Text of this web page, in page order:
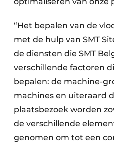
“Het bepalen van de
met de hulp van SMT
de diensten die SMT
verschillende factoren
bepalen: de machine-
machines en uiteraard
plaatsbezoek worden
de verschillende
genomen om tot een